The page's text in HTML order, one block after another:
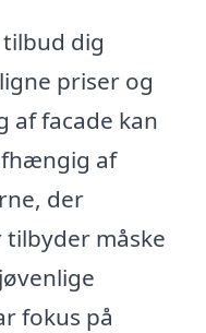
dig
priser og
af facade kan
af
der
måske
fokus på